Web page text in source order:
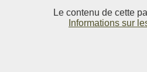
Le contenu de cette
Informations sur